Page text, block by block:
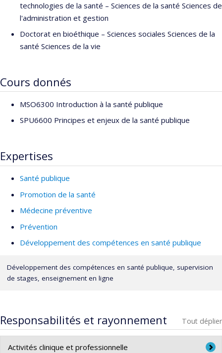
technologies de la santé – Sciences de la santé Sciences de
l'administration et gestion
Doctorat en bioéthique – Sciences sociales Sciences de la
santé Sciences de la vie
Cours donnés
MSO6300 Introduction à la santé publique
SPU6600 Principes et enjeux de la santé publique
Expertises
Santé publique
Promotion de la santé
Médecine préventive
Prévention
Développement des compétences en santé publique
Développement des compétences en santé publique, supervision
de stages, enseignement en ligne
Responsabilités et rayonnement Tout déplier
Activités clinique et professionnelle